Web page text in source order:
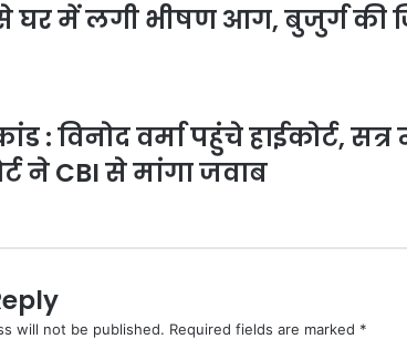
घर में लगी भीषण आग, बुजुर्ग की
: विनोद वर्मा पहुंचे हाईकोर्ट,
ने CBI से मांगा जवाब
will not be published. Required fields are marked *